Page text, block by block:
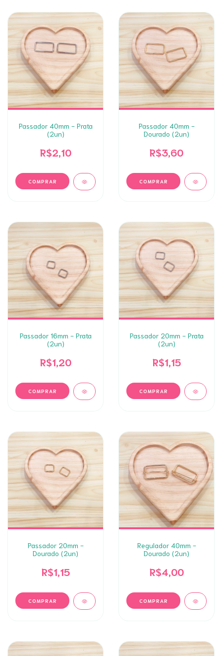
Passador 40mm - Prata
(2un)
R$2,10
Passador 40mm -
Dourado (2un)
R$3,60
Passador 16mm - Prata
(2un)
R$1,20
Passador 20mm - Prata
(2un)
R$1,15
Passador 20mm -
Dourado (2un)
R$1,15
Regulador 40mm -
Dourado (2un)
R$4,00